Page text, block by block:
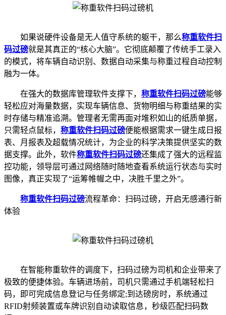
如果说硬件设备是无人值守系统的躯干，那么称重软件扫
码过磅就是其真正的“核心大脑”。它彻底颠覆了传统手工录入
的模式，将车辆自动识别、数据自动采集与称重过程自动控制
融为一体。
在强大的数据库管理软件支撑下， 称重软件扫码过磅能够
轻松应对海量数据，实现车辆信息、货物明细与称重结果的实
时存储与精准追溯。管理者无需再面对堆积如山的纸质单据，
只需轻点鼠标， 称重软件扫码过磅便能根据需求一键生成日报
表、月报表及超载情况统计，为企业的科学决策提供坚实的数
据支撑。此外，软件称重软件扫码过磅还集成了强大的远程监
控功能，领导层可通过网络随时随地查看系统运行状态与实时
图像，真正实现了“运筹帷幄之中，决胜千里之外”。
称重软件扫码过磅流程革命：扫码过磅，开启无感通行新
体验
在智能称重软件的调度下，扫码过磅为司机和企业带来了
极致的便捷体验。车辆进场前，司机只需通过手机端轻松扫
码，即可完成信息登记与任务绑定;到达磅房时，系统通过
RFID射频装置或车牌识别自动读取信息，秒级匹配扫码数